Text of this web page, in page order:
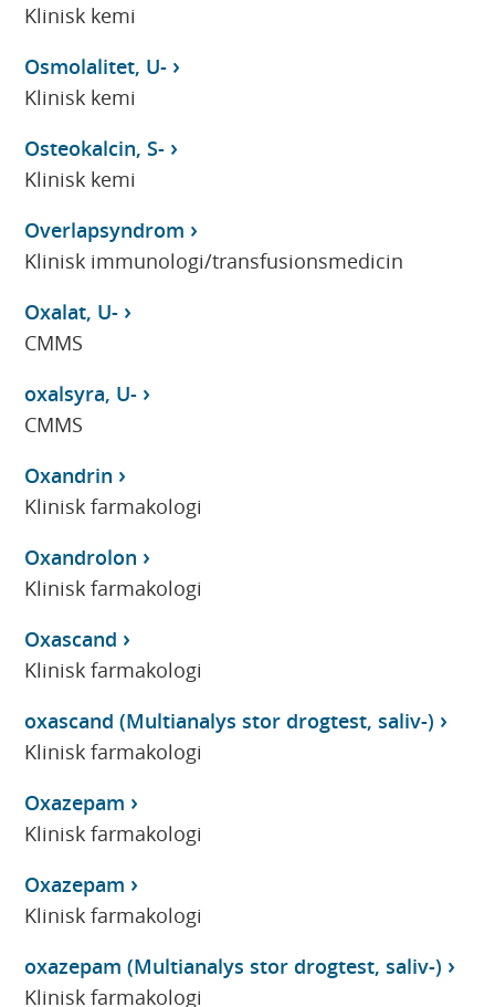
Klinisk kemi
Osmolalitet, U-
Klinisk kemi
Osteokalcin, S-
Klinisk kemi
Overlapsyndrom
Klinisk immunologi/transfusionsmedicin
Oxalat, U-
CMMS
oxalsyra, U-
CMMS
Oxandrin
Klinisk farmakologi
Oxandrolon
Klinisk farmakologi
Oxascand
Klinisk farmakologi
oxascand (Multianalys stor drogtest, saliv-)
Klinisk farmakologi
Oxazepam
Klinisk farmakologi
Oxazepam
Klinisk farmakologi
oxazepam (Multianalys stor drogtest, saliv-)
Klinisk farmakologi